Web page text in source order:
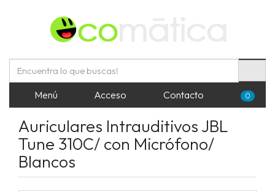
Menú Acceso Contacto 0
Auriculares Intrauditivos JBL
Tune 310C/ con Micrófono/
Blancos